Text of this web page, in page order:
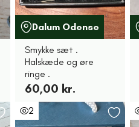
Dalum Odense
Smykke sæt .
Halskæde og øre
ringe .
60,00 kr.
2